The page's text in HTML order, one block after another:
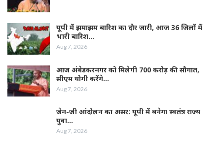
यूपी में झमाझम बारिश का दौर जारी, आज 36 जिलों में
भारी बारिश…
Aug 7, 2026
आज अंबेडकरनगर को मिलेगी 700 करोड़ की सौगात,
सीएम योगी करेंगे…
Aug 7, 2026
जेन-जी आंदोलन का असर: यूपी में बनेगा स्वतंत्र राज्य
युवा…
Aug 7, 2026